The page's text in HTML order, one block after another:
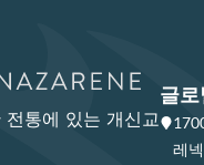
통에 있는 개신교
글로
레